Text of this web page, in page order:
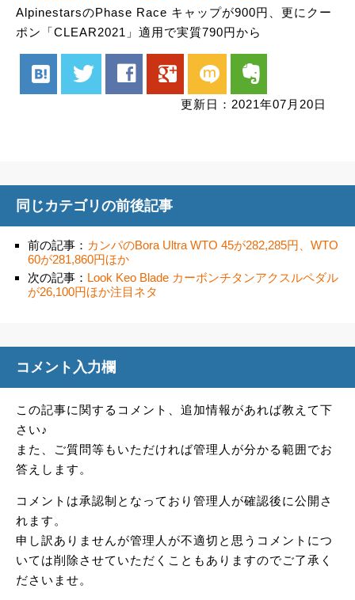
AlpinestarsのPhase Race キャップが900円、更にクー
ポン「CLEAR2021」適用で実質790円から
hatenabookmark twitter facebook google mixi evernote
更新日：2021年07月20日
同じカテゴリの前後記事
前の記事： カンパのBora Ultra WTO 45が282,285円、WTO
60が281,860円ほか
次の記事： Look Keo Blade カーボンチタンアクスルペダル
が26,100円ほか注目ネタ
コメント入力欄
この記事に関するコメント、追加情報があれば教えて下
さい♪
また、ご質問等もいただければ管理人が分かる範囲でお
答えします。
コメントは承認制となっており管理人が確認後に公開さ
れます。
申し訳ありませんが管理人が不適切と思うコメントにつ
いては削除させていただくこともありますのでご了承く
ださいませ。